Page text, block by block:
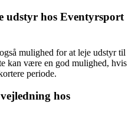
udstyr hos Eventyrsport
mulighed for at leje udstyr til
kan være en god mulighed, hvis
periode.
hos